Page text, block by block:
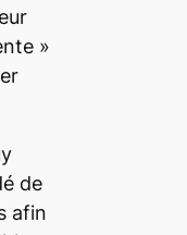
»
de
afin